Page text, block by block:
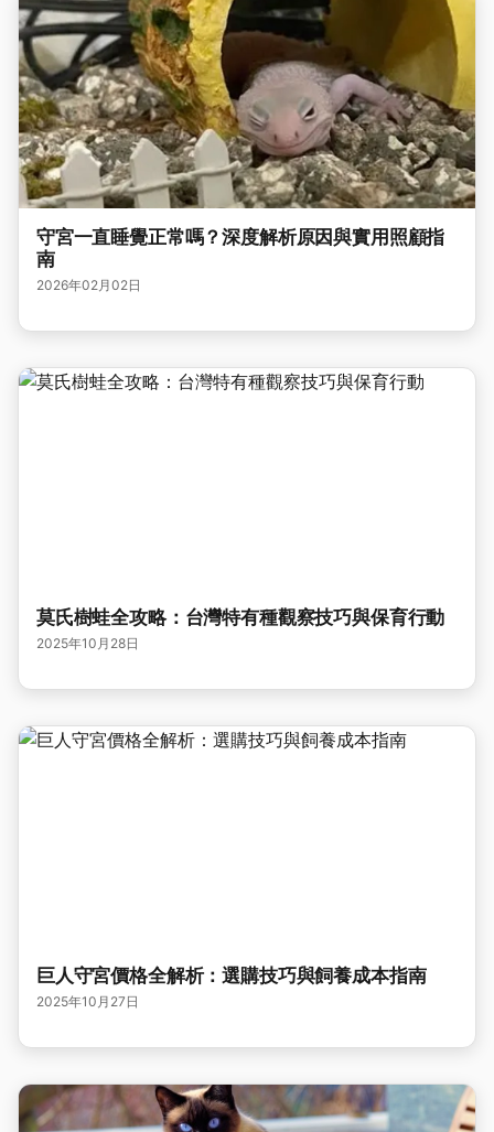
守宮一直睡覺正常嗎？深度解析原因與實用照顧指
南
2026年02月02日
莫氏樹蛙全攻略：台灣特有種觀察技巧與保育行動
2025年10月28日
巨人守宮價格全解析：選購技巧與飼養成本指南
2025年10月27日